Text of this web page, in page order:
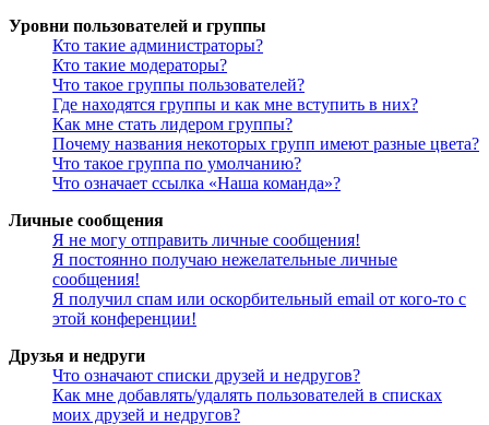
Уровни пользователей и группы
Кто такие администраторы?
Кто такие модераторы?
Что такое группы пользователей?
Где находятся группы и как мне вступить в них?
Как мне стать лидером группы?
Почему названия некоторых групп имеют разные цвета?
Что такое группа по умолчанию?
Что означает ссылка «Наша команда»?
Личные сообщения
Я не могу отправить личные сообщения!
Я постоянно получаю нежелательные личные
сообщения!
Я получил спам или оскорбительный email от кого-то с
этой конференции!
Друзья и недруги
Что означают списки друзей и недругов?
Как мне добавлять/удалять пользователей в списках
моих друзей и недругов?